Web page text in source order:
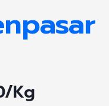
Kg